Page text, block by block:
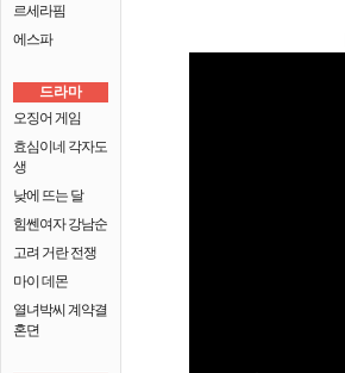
르세라핌
에스파
드라마
오징어 게임
효심이네 각자도
생
낮에 뜨는 달
힘쎈여자 강남순
고려 거란 전쟁
마이 데몬
열녀박씨 계약결
혼뎐